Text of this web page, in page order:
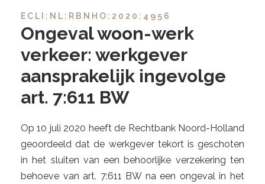
ECLI:NL:RBNHO:2020:4956
Ongeval woon-werk
verkeer: werkgever
aansprakelijk ingevolge
art. 7:611 BW
Op 10 juli 2020 heeft de Rechtbank Noord-Holland
geoordeeld dat de werkgever tekort is geschoten
in het sluiten van een behoorlijke verzekering ten
behoeve van art. 7:611 BW na een ongeval in het